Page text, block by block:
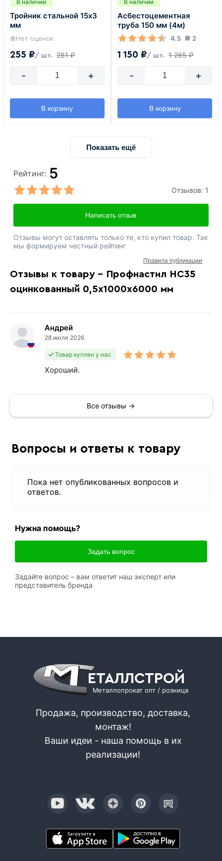
В наличии
Тройник стальной 15х3
мм
Нет оценок
255 ₽/ шт. 281 ₽
- +
В корзину
В наличии
Асбестоцементная
труба 150 мм (4м)
4.5 2
1 150 ₽/ шт. 1 265 ₽
- +
В корзину
Показать ещё
Отзывы к товару - Профнастил НС35
оцинкованный 0,5х1000х6000 мм
Андрей
28 июля 2026
Товар куплен у нас
Хороший.
Все отзывы →
Рейтинг: 5
Отзывов: 1
Написать отзыв
Отзывы могут оставлять только те, кто купил товар. Так
мы формируем честный рейтинг
Правила публикации
Вопросы и ответы к товару
Пока нет опубликованных вопросов и
ответов.
Нужна помощь?
Задать вопрос
Задайте вопрос – вам ответит наш эксперт или
представитель бренда
ЕТАЛЛСТРОЙ
Металлопрокат опт / розница
Продажа, производство, доставка,
монтаж!
Ваши идеи - наша помощь в их
реализации!